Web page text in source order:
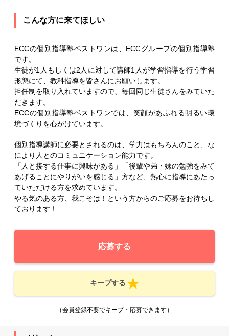
こんな方に来てほしい
ECCの個別指導塾ベストワンは、ECCグループの個別指導塾
です。
生徒が1人もしくは2人に対して講師1人が学習指導を行う学習
形態にて、教科指導を皆さんにお願いします。
担任制を取り入れていますので、毎回同じ生徒さんをみていた
だきます。
ECCの個別指導塾ベストワンでは、笑顔があふれる明るい環
境づくりを心がけています。
個別指導講師に必要とされるのは、学力はもちろんのこと、な
により人とのコミュニケーション能力です。
「人と接する仕事に興味がある」「後輩や弟・妹の勉強をみて
あげることにやりがいを感じる」方など、熱心に指導にあたっ
ていただける方を求めています。
やる気のある方、我こそは！という方からのご応募をお待ちし
ております！
応募する
キープする
（会員登録不要でキープ・応募できます）